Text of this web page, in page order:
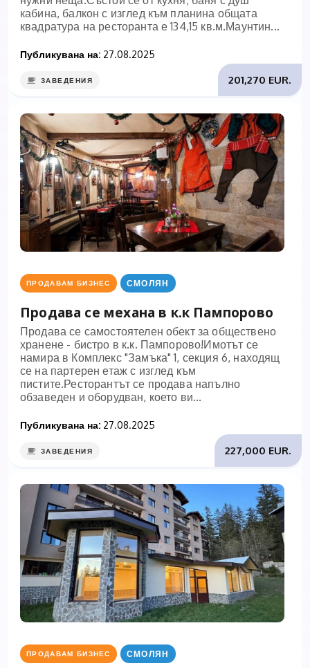
кабина, балкон с изглед към планина общата
квадратура на ресторанта е 134,15 кв.м.Маунтин...
Публикувана на: 27.08.2025
201,270 EUR.
ЗАВЕДЕНИЯ
ПРОДАВАМ БИЗНЕС СМОЛЯН
Продава се механа в к.к Пампорово
Продава се самостоятелен обект за обществено
хранене - бистро в к.к. Пампорово!Имотът се
намира в Комплекс "Замъка" 1, секция 6, находящ
се на партерен етаж с изглед към
пистите.Ресторантът се продава напълно
обзаведен и оборудван, което ви...
Публикувана на: 27.08.2025
227,000 EUR.
ЗАВЕДЕНИЯ
ПРОДАВАМ БИЗНЕС СМОЛЯН